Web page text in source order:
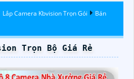
Lắp Camera Kbvision Trọn Gói
Bán
Trọn Bộ Giá Rẻ